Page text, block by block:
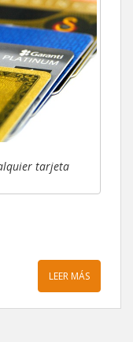
tarjeta
LEER MÁS